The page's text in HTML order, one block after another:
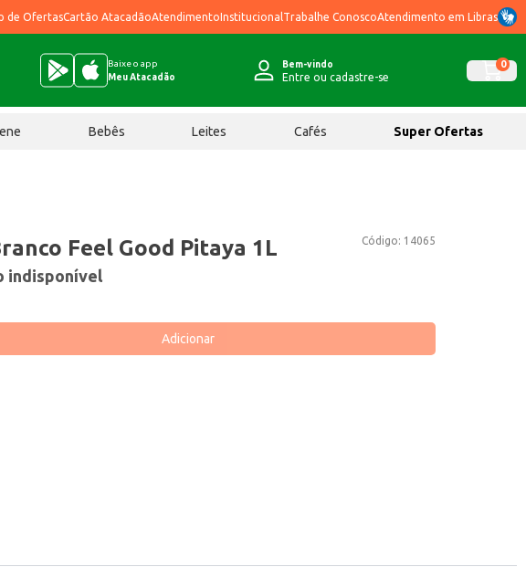
de OfertasCartão AtacadãoAtendimentoInstitucional Trabalhe ConoscoAtendimento em Libras
Baixe o app
Meu Atacadão
Bem-vindo
Entre ou cadastre-se
0
Bebês Leites Cafés Super Ofertas
Código: 14065
Feel Good Pitaya 1L
indisponível
Adicionar